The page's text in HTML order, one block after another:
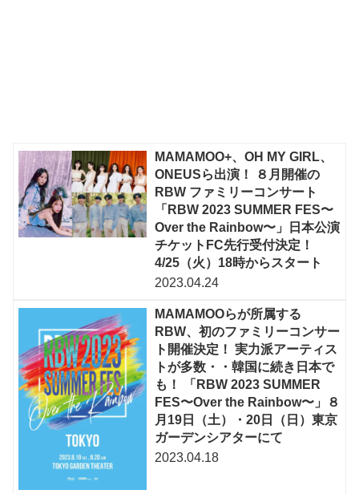
MAMAMOO+、OH MY GIRL、
ONEUSら出演！ ８月開催の
RBW ファミリーコンサート
「RBW 2023 SUMMER FES〜
Over the Rainbow〜」日本公演
チケットFC先行受付決定！
4/25（火）18時からスタート
2023.04.24
MAMAMOOらが所属する
RBW、初のファミリーコンサー
ト開催決定！ 実力派アーティス
トが多数・・韓国に続き日本で
も！ 「RBW 2023 SUMMER
FES〜Over the Rainbow〜」８
月19日（土）・20日（日）東京
ガーデンシアターにて
2023.04.18